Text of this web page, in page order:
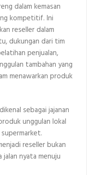
dalam kemasan
kompetitif. Ini
reseller dalam
dukungan dari tim
penjualan,
tambahan yang
menawarkan produk
sebagai jajanan
unggulan lokal
reseller bukan
nyata menuju